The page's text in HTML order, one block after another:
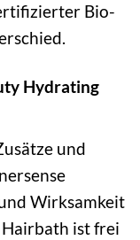
Bio-
Hydrating
und
Wirksamkeit
ist frei